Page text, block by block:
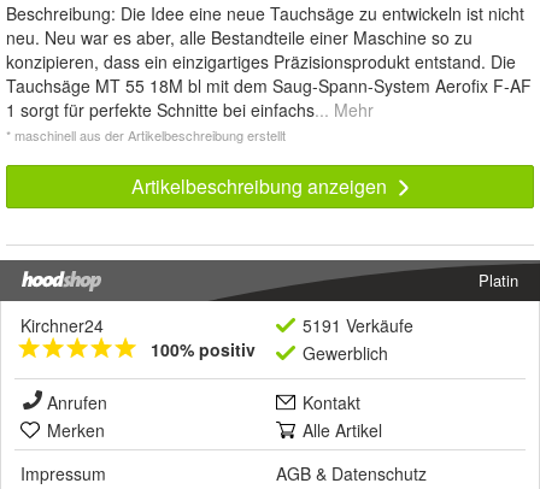
Beschreibung: Die Idee eine neue Tauchsäge zu entwickeln ist nicht
neu. Neu war es aber, alle Bestandteile einer Maschine so zu
konzipieren, dass ein einzigartiges Präzisionsprodukt entstand. Die
Tauchsäge MT 55 18M bl mit dem Saug-Spann-System Aerofix F-AF
1 sorgt für perfekte Schnitte bei einfachs... Mehr
* maschinell aus der Artikelbeschreibung erstellt
Artikelbeschreibung anzeigen
Platin
Kirchner24
100% positiv
5191 Verkäufe
Gewerblich
Anrufen
Kontakt
Merken
Alle Artikel
Impressum
AGB & Datenschutz